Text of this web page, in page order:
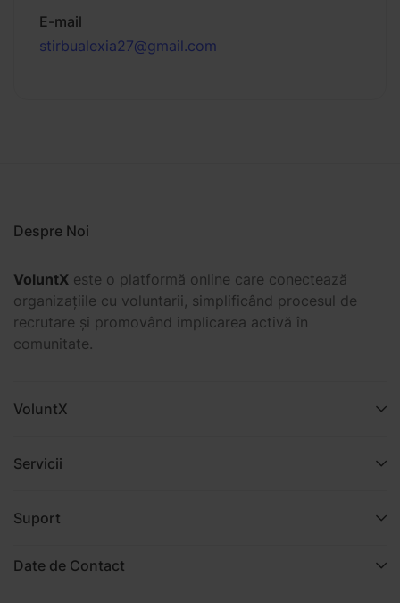
E-mail
stirbualexia27@gmail.com
Despre Noi
VoluntX este o platformă online care conectează
organizațiile cu voluntarii, simplificând procesul de
recrutare și promovând implicarea activă în
comunitate.
VoluntX
Servicii
Suport
Date de Contact